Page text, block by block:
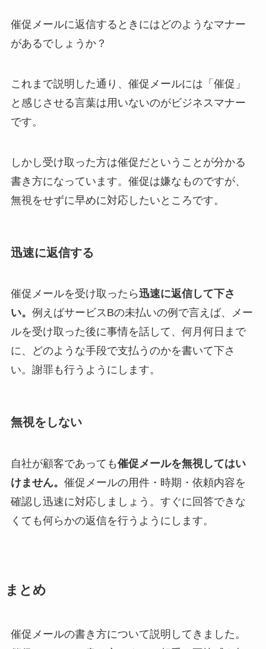
催促メールに返信するときにはどのようなマナー
があるでしょうか？
これまで説明した通り、催促メールには「催促」
と感じさせる言葉は用いないのがビジネスマナー
です。
しかし受け取った方は催促だということが分かる
書き方になっています。催促は嫌なものですが、
無視をせずに早めに対応したいところです。
迅速に返信する
催促メールを受け取ったら迅速に返信して下さ
い。 例えばサービスBの未払いの例で言えば、メー
ルを受け取った後に事情を話して、何月何日まで
に、どのような手段で支払うのかを書いて下さ
い。謝罪も行うようにします。
無視をしない
自社が顧客であっても催促メールを無視してはい
けません。 催促メールの用件・時期・依頼内容を
確認し迅速に対応しましょう。すぐに回答できな
くても何らかの返信を行うようにします。
まとめ
催促メールの書き方について説明してきました。